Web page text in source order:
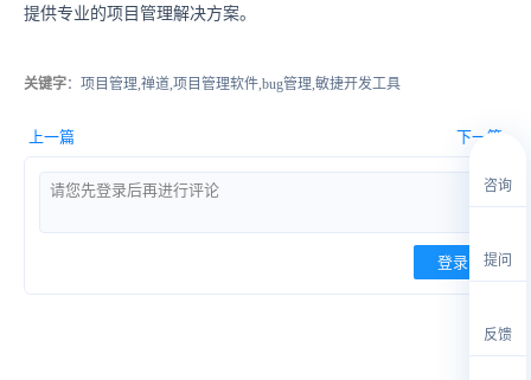
提供专业的项目管理解决方案。
关键字：项目管理,禅道,项目管理软件,bug管理,敏捷开发工具
上一篇 下一篇
登录
咨询
提问
反馈